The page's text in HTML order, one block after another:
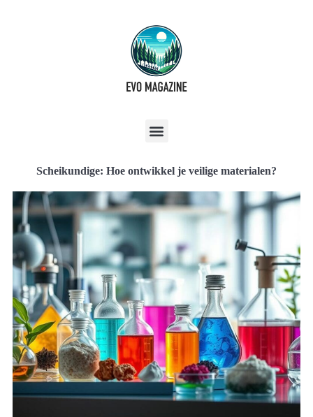
Scheikundige: Hoe ontwikkel je veilige materialen?